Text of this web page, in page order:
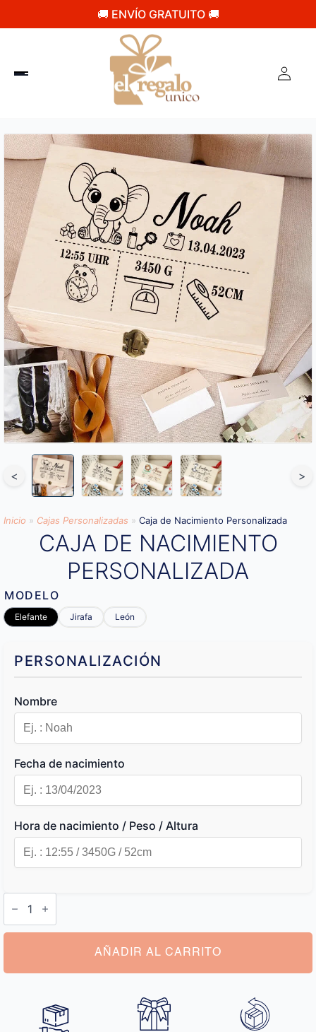
🚚 ENVÍO GRATUITO 🚚
< >
Inicio » Cajas Personalizadas » Caja de Nacimiento Personalizada
CAJA DE NACIMIENTO
PERSONALIZADA
MODELO
Elefante Jirafa León
PERSONALIZACIÓN
Nombre
Fecha de nacimiento
Hora de nacimiento / Peso / Altura
Caja
de
Nacimiento
Personalizada
AÑADIR AL CARRITO